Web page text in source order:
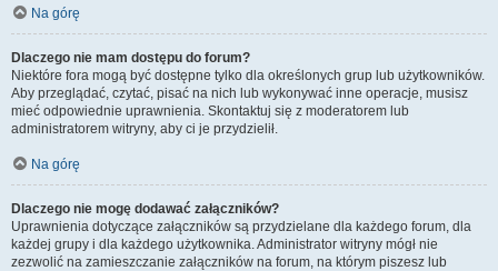
Na górę
Dlaczego nie mam dostępu do forum?
Niektóre fora mogą być dostępne tylko dla określonych grup lub użytkowników.
Aby przeglądać, czytać, pisać na nich lub wykonywać inne operacje, musisz
mieć odpowiednie uprawnienia. Skontaktuj się z moderatorem lub
administratorem witryny, aby ci je przydzielił.
Na górę
Dlaczego nie mogę dodawać załączników?
Uprawnienia dotyczące załączników są przydzielane dla każdego forum, dla
każdej grupy i dla każdego użytkownika. Administrator witryny mógł nie
zezwolić na zamieszczanie załączników na forum, na którym piszesz lub